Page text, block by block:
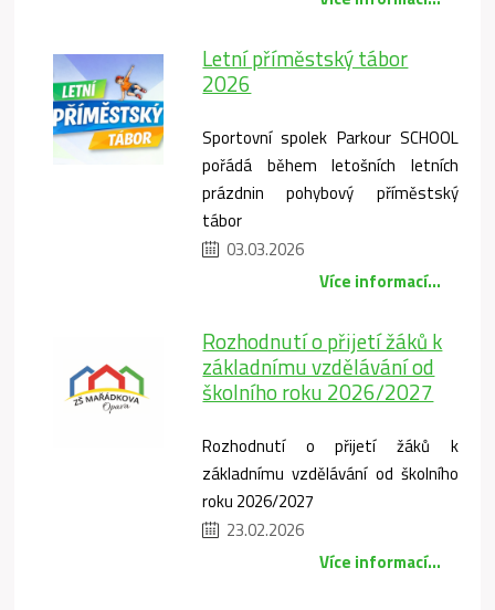
Letní příměstský tábor
2026
Sportovní spolek Parkour SCHOOL
pořádá během letošních letních
prázdnin pohybový příměstský
tábor
03.03.2026
Více informací...
Rozhodnutí o přijetí žáků k
základnímu vzdělávání od
školního roku 2026/2027
Rozhodnutí o přijetí žáků k
základnímu vzdělávání od školního
roku 2026/2027
23.02.2026
Více informací...